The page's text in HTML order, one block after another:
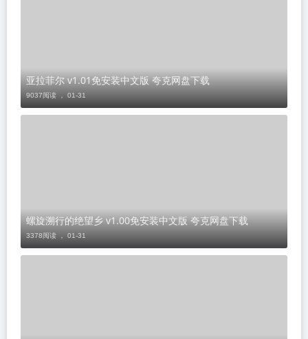
亚拉菲尔 v1.01免安装中文版 夸克网盘下载
9037阅读 ， 01-31
螺旋溯行的绝望乡 v1.00免安装中文版 夸克网盘下载
3378阅读 ， 01-31